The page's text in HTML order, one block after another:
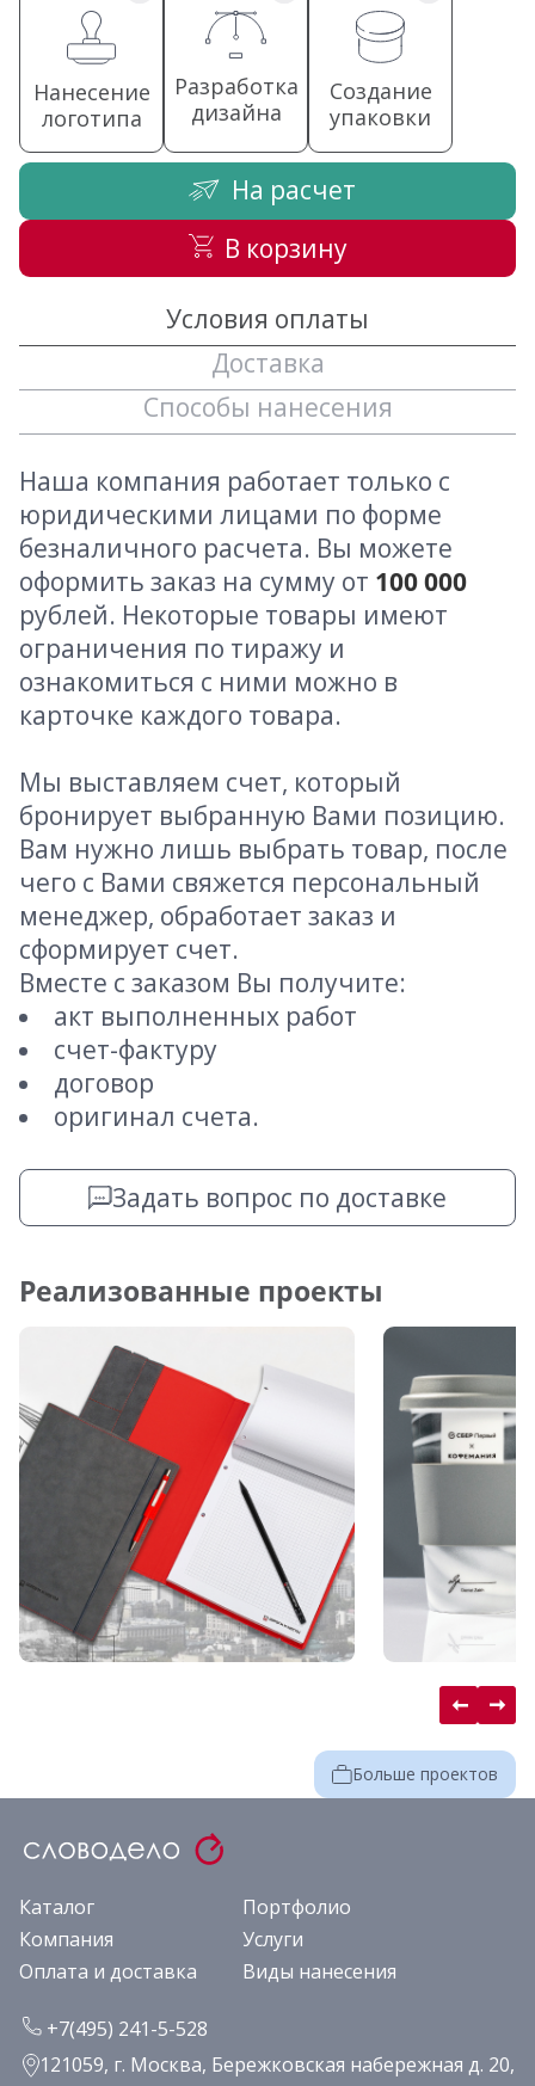
Нанесение
логотипа
Разработка
дизайна
Создание
упаковки
На расчет
В корзину
Условия оплаты
Доставка
Способы нанесения
Наша компания работает только с
юридическими лицами по форме
безналичного расчета. Вы можете
оформить заказ на сумму от 100 000
рублей. Некоторые товары имеют
ограничения по тиражу и
ознакомиться с ними можно в
карточке каждого товара.
Мы выставляем счет, который
бронирует выбранную Вами позицию.
Вам нужно лишь выбрать товар, после
чего с Вами свяжется персональный
менеджер, обработает заказ и
сформирует счет.
Вместе с заказом Вы получите:
акт выполненных работ
счет-фактуру
договор
оригинал счета.
Задать вопрос по доставке
Реализованные проекты
Больше проектов
Каталог
Портфолио
Компания
Услуги
Оплата и доставка
Виды нанесения
+7(495) 241-5-528
121059, г. Москва, Бережковская набережная д. 20,